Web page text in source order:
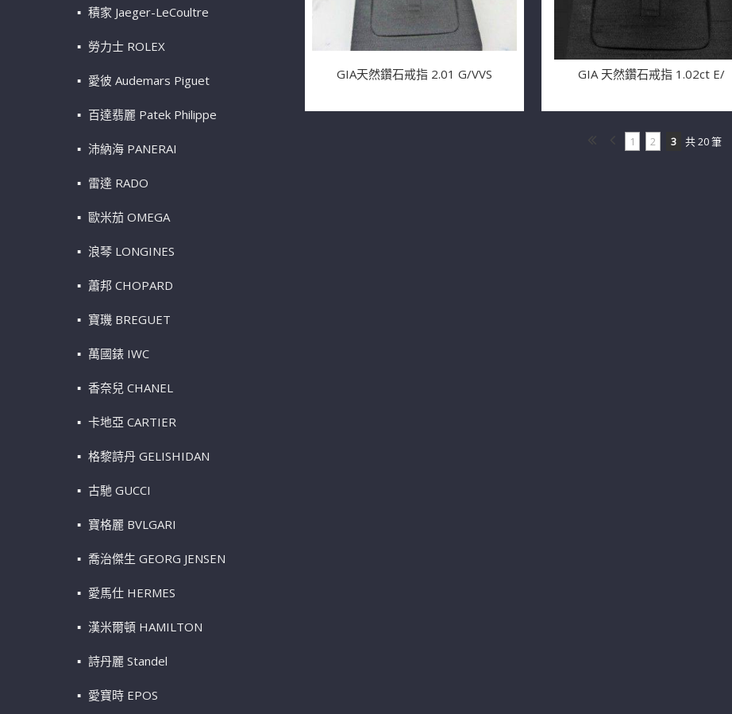
積家 Jaeger-LeCoultre
勞力士 ROLEX
愛彼 Audemars Piguet
百達翡麗 Patek Philippe
沛納海 PANERAI
雷達 RADO
歐米茄 OMEGA
浪琴 LONGINES
蕭邦 CHOPARD
寶璣 BREGUET
萬國錶 IWC
香奈兒 CHANEL
卡地亞 CARTIER
格黎詩丹 GELISHIDAN
古馳 GUCCI
寶格麗 BVLGARI
喬治傑生 GEORG JENSEN
愛馬仕 HERMES
漢米爾頓 HAMILTON
詩丹麗 Standel
愛寶時 EPOS
GIA天然鑽石戒指 2.01 G/VVS GIA 天然鑽石戒指 1.02ct E/
1 2 3 共 20 筆